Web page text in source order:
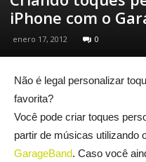
iPhone com o
enero 17, 2012 0
Não é legal personalizar
favorita?
Você pode criar toques
partir de músicas utilizando
GarageBand. Caso você